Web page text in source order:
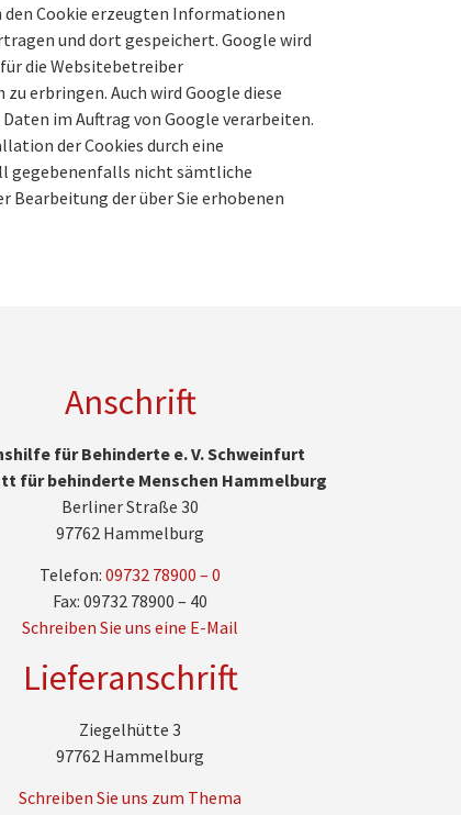
den Cookie erzeugten Informationen
und dort gespeichert. Google wird
die Websitebetreiber
erbringen. Auch wird Google diese
im Auftrag von Google verarbeiten.
der Cookies durch eine
gegebenenfalls nicht sämtliche
Bearbeitung der über Sie erhobenen
Anschrift
für Behinderte e. V. Schweinfurt
für behinderte Menschen Hammelburg
Berliner Straße 30
97762 Hammelburg
Telefon: 09732 78900 – 0
Fax: 09732 78900 – 40
Schreiben Sie uns eine E-Mail
Lieferanschrift
Ziegelhütte 3
97762 Hammelburg
Schreiben Sie uns zum Thema